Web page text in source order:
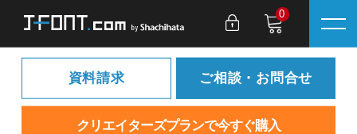
資料請求 ご相談・お問合せ
クリエイターズプランで今すぐ購入
0